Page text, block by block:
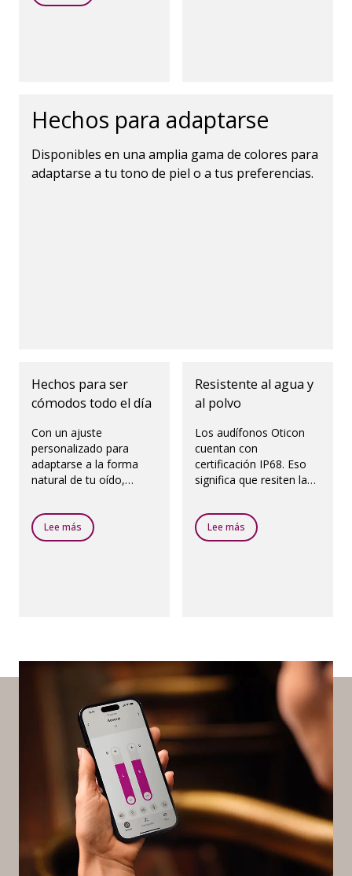
Hechos para adaptarse
Disponibles en una amplia gama de colores para
adaptarse a tu tono de piel o a tus preferencias.
Hechos para ser
cómodos todo el día
Con un ajuste
personalizado para
adaptarse a la forma
natural de tu oído,
llevas audífonos.
Lee más
Resistente al agua y
al polvo
Los audífonos Oticon
cuentan con
certificación IP68. Eso
significa que resiten la
Lee más